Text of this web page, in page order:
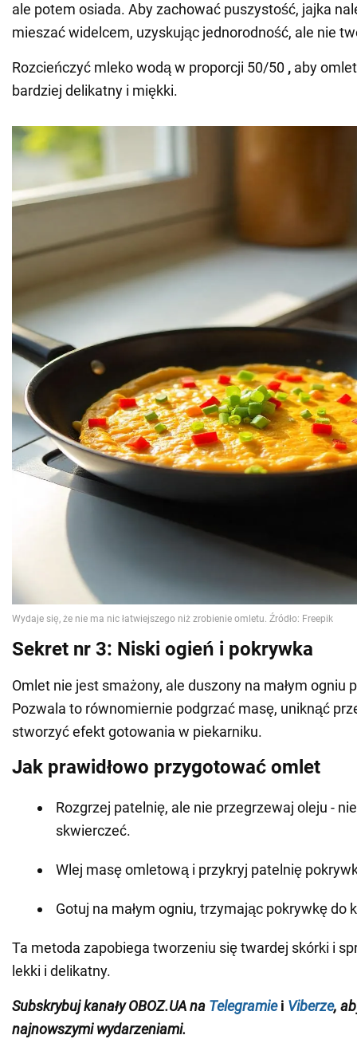
ale potem osiada. Aby zachować puszystość, jajka
mieszać widelcem, uzyskując jednorodność, ale nie
Rozcieńczyć mleko wodą w proporcji 50/50 , aby
bardziej delikatny i miękki.
Sekret nr 3: Niski ogień i pokrywka
Omlet nie jest smażony, ale duszony na małym ogniu
Pozwala to równomiernie podgrzać masę, uniknąć
stworzyć efekt gotowania w piekarniku.
Jak prawidłowo przygotować omlet
Rozgrzej patelnię, ale nie przegrzewaj oleju -
skwierczeć.
Wlej masę omletową i przykryj patelnię
Gotuj na małym ogniu, trzymając pokrywkę do
Ta metoda zapobiega tworzeniu się twardej skórki i
lekki i delikatny.
Subskrybuj kanały OBOZ.UA na Telegramie i Viberze,
najnowszymi wydarzeniami.